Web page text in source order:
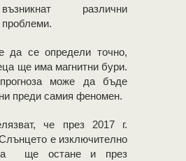
различни
да се определи точно,
ще има магнитни бури.
може да бъде
преди самия феномен.
че през 2017 г.
е изключително
ще остане и през